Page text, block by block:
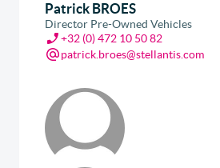
Patrick BROES
Director Pre-Owned Vehicles
+32 (0) 472 10 50 82
patrick.broes@stellantis.com